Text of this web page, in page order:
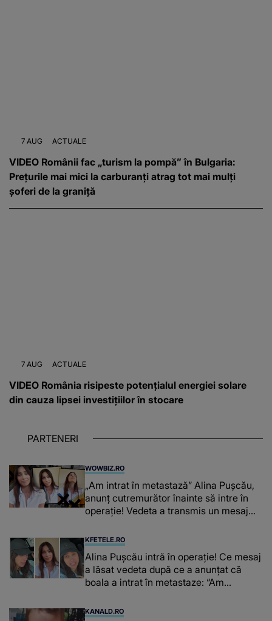
7 AUG ACTUALE
VIDEO Românii fac „turism la pompă” în Bulgaria:
Prețurile mai mici la carburanți atrag tot mai mulți
șoferi de la graniță
7 AUG ACTUALE
VIDEO România risipeste potențialul energiei solare
din cauza lipsei investițiilor în stocare
PARTENERI
WOWBIZ.RO
„Am intrat în metastază” Alina Pușcău,
anunț cutremurător înainte să intre în
operație! Vedeta a transmis un mesaj
KFETELE.RO
Alina Pușcău intră în operație! Ce mesaj
a lăsat vedeta după ce a anunțat că
boala a intrat în metastaze: “Am
KANALD.RO